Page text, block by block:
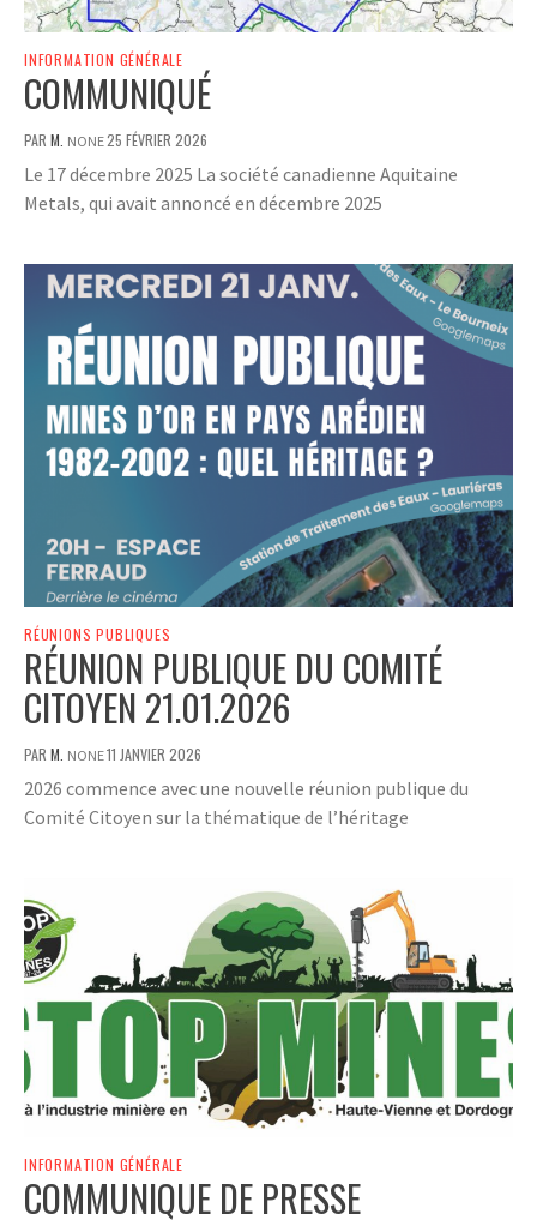
INFORMATION GÉNÉRALE
COMMUNIQUÉ
PAR M. NONE25 FÉVRIER 2026
Le 17 décembre 2025 La société canadienne Aquitaine
Metals, qui avait annoncé en décembre 2025
RÉUNIONS PUBLIQUES
RÉUNION PUBLIQUE DU COMITÉ
CITOYEN 21.01.2026
PAR M. NONE11 JANVIER 2026
2026 commence avec une nouvelle réunion publique du
Comité Citoyen sur la thématique de l’héritage
INFORMATION GÉNÉRALE
COMMUNIQUE DE PRESSE